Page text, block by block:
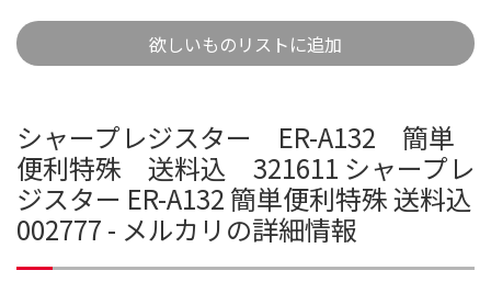
欲しいものリストに追加
シャープレジスター ER-A132 簡単
便利特殊 送料込 321611 シャープレ
ジスター ER-A132 簡単便利特殊 送料込
002777 - メルカリの詳細情報